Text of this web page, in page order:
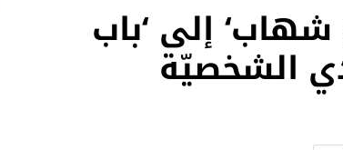
شهاب‘ إلى ‘باب
الشخصيّة